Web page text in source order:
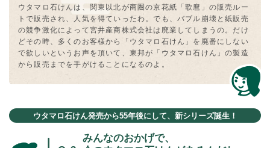
ウタマロ⽯けんは、関東以北が商圏の京花紙「歌麿」の販売ルー
トで販売され、⼈気を得ていったわ。でも、バブル崩壊と紙販売
の競争激化によって宮井産商株式会社は廃業してしまうの。だけ
どその時、多くのお客様から「ウタマロ⽯けん」を廃番にしない
で欲しいというお声を頂いて、東邦が「ウタマロ⽯けん」の製造
から販売までを⼿がけることになるのよ。
ウタマロ石けん発売から55年後にして、新シリーズ誕生！
みんなのおかげで、